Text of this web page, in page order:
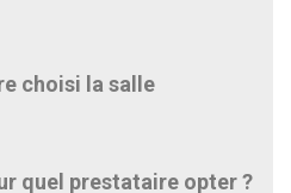
choisi la salle
quel prestataire opter ?